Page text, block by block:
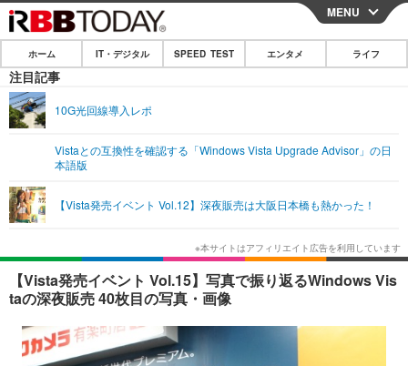
CLOSE
ホーム
IT・デジタル
ショッピング その他
エンタメTOP 映画・ドラマ
韓国・芸能
音楽 スポーツ
ショッピング
ライフ
ライフTOP グルメ
ペット ショッピング
その他
リリース一覧
プッシュ通知の停止方法
MENU
ホーム IT・デジタル SPEED TEST エンタメ ライフ
注目記事
10G光回線導入レポ
Vistaとの互換性を確認する「Windows Vista Upgrade Advisor」の日
本語版
【Vista発売イベント Vol.12】深夜販売は大阪日本橋も熱かった！
【Vista発売イベント Vol.15】写真で振り返るWindows Vis
taの深夜販売 40枚目の写真・画像